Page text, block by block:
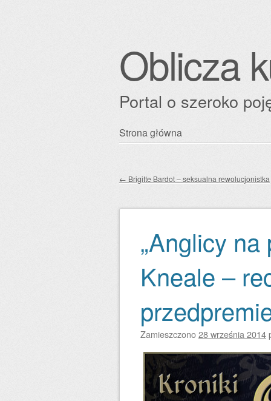
Oblicza
Portal o szeroko
Przejdź
Strona główna
Zobacz wpisy
← Brigitte Bardot – seksualna rewolucjonistka
„Anglicy na
Kneale –
Zamieszczono28 września 2014